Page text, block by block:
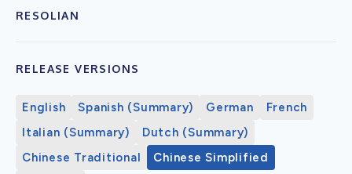
RESOLIAN
RELEASE VERSIONS
English Spanish (Summary) German
French
Italian (Summary)
Dutch (Summary)
Chinese Traditional
Chinese Simplified